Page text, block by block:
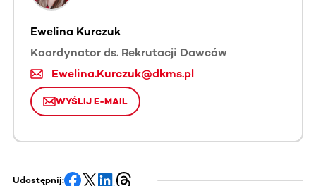
Ewelina Kurczuk
Koordynator ds. Rekrutacji Dawców
Ewelina.Kurczuk@dkms.pl
WYŚLIJ E-MAIL
Udostępnij: